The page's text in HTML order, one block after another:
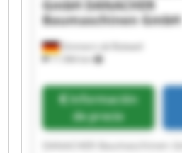
Zimmern ob Rottweil
11.984 km
GmbH DANACHER
Baumaschinen GmbH
Información
de precio